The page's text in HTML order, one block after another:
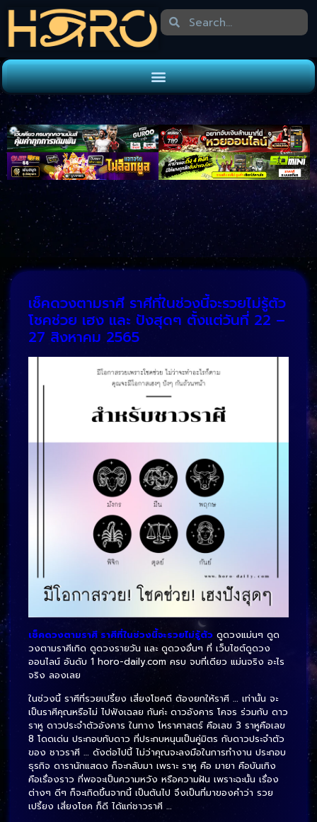
เช็คดวงตามราศี ราศีที่ในช่วงนี้จะรวยไม่รู้ตัว
โชคช่วย เฮง และ ปังสุดๆ ตั้งแต่วันที่ 22 –
27 สิงหาคม 2565
เช็คดวงตามราศี ราศีที่ในช่วงนี้จะรวยไม่รู้ตัว ดูดวงแม่นๆ ดูด
วงตามราศีเกิด ดูดวงรายวัน และ ดูดวงอื่นๆ ที่ เว็บไซต์ดูดวง
ออนไลน์ อันดับ 1 horo-daily.com ครบ จบที่เดียว แม่นจริง อะไร
จริง ลองเลย
ในช่วงนี้ ราศีที่รวยเปรี้ยง เสี่ยงโชคดี ต้องยกให้ราศี … เท่านั้น จะ
เป็นราศีคุณหรือไม่ ไปฟังเฉลย กันค่ะ ดาวอังคาร โคจร ร่วมกับ ดาว
ราหู ดาวประจำตัวอังคาร ในทาง โหราศาสตร์ คือเลข 3 ราหูคือเลข
8 โดดเด่น ประกอบกับดาว ที่ประกบหนุนเป็นคู่มิตร กับดาวประจำตัว
ของ ชาวราศี … ดังต่อไปนี้ ไม่ว่าคุณจะลงมือในการทำงาน ประกอบ
ธุรกิจ ดารานักแสดง ก็จะกลับมา เพราะ ราหู คือ มายา คือบันเทิง
คือเรื่องราว ที่พอจะเป็นความหวัง หรือความฝัน เพราะฉะนั้น เรื่อง
ต่างๆ ดีๆ ก็จะเกิดขึ้นจากนี้ เป็นต้นไป จึงเป็นที่มาของคำว่า รวย
เปรี้ยง เสี่ยงโชค ก็ดี ได้แก่ชาวราศี …